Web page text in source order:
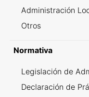
Administración
Otros
Normativa
Legislación de
Declaración de